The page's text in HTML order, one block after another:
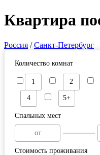
Квартира
Россия /Санкт-Петербург
Количество комнат
1 2
4 5+
Спальных мест
Стоимость проживания